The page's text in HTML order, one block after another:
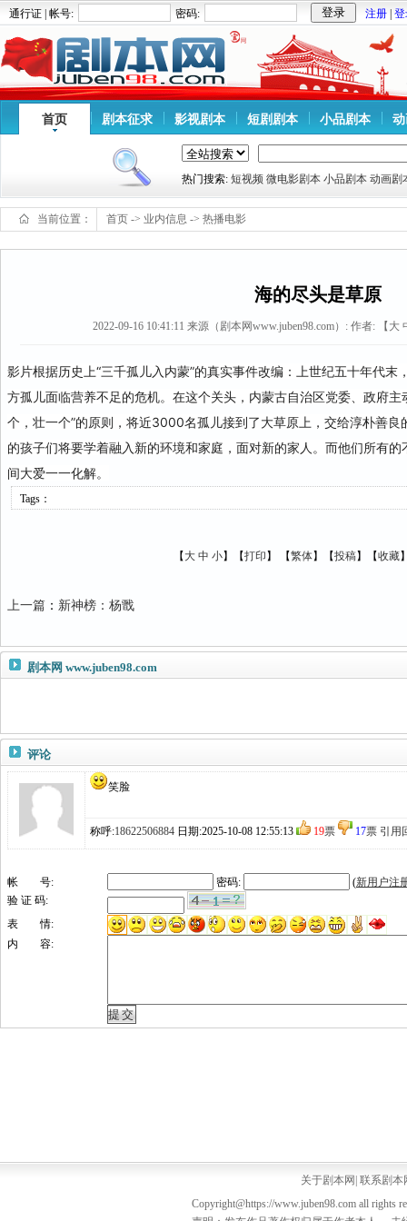
通行证 | 帐号: 密码: 注册
首页 剧本征求 影视剧本 短剧剧本 小品剧本
热门搜索: 短视频 微电影剧本 小品剧本 动画剧
当前位置： 首页 -> 业内信息 -> 热播电影
海的尽头是草原
2022-09-16 10:41:11 来源（剧本网www.juben98.com）: 作者: 【 大
影片根据历史上“三千孤儿入内蒙”的真实事件改编：上世纪五十年代末
方孤儿面临营养不足的危机。在这个关头，内蒙古自治区党委、政府主
个，壮一个”的原则，将近3000名孤儿接到了大草原上，交给淳朴善良
的孩子们将要学着融入新的环境和家庭，面对新的家人。而他们所有
间大爱一一化解。
Tags：
【 大 中 小】【打印 】 【繁体】【投稿】【收藏
上一篇 ： 新神榜：杨戬
剧本网 www.juben98.com
评论
笑脸
称呼:18622506884 日期:2025-10-08 12:55:13 19票 17票 引用
帐 号: 密码: (新用户注
验 证 码:
表 情:
内 容:
关于剧本网 联系剧本
Copyright@https://www.juben98.com all rights